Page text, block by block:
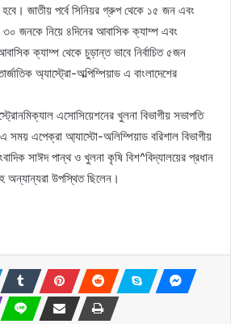
জাতীয় পর্বে সিনিয়র গ্রুপ থেকে ১৫ জন এবং
জনকে নিয়ে ৪দিনের আবাসিক ক্যাম্প এবং
ক্যাম্প থেকে চুড়ান্ত ভাবে নির্বাচিত ৫জন
অ্যাস্ট্রো-অল্পিম্পিয়াড এ বাংলাদেশের
এসোসিয়েশনের খুলনা বিভাগীয় সভাপতি
সময় এপেক্রা আ্যাস্টো-অলিম্পিয়াড বরিশাল বিভাগীয়
সাঈদ পান্থ ও খুলনা কৃষি বিশ^বিদ্যালয়ের প্রধান
অন্যান্যরা উপস্থিত ছিলেন।